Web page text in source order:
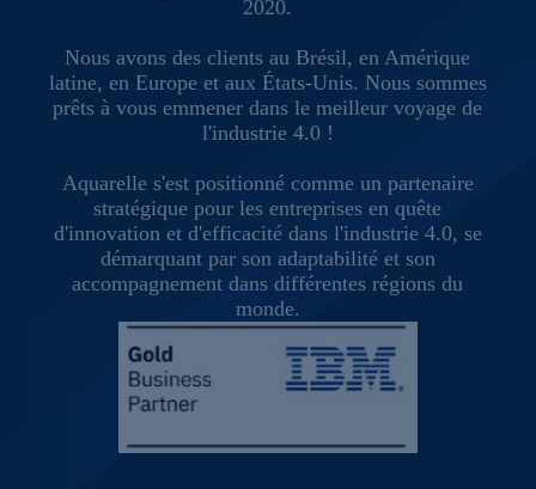
2020.
Nous avons des clients au Brésil, en Amérique
latine, en Europe et aux États-Unis. Nous sommes
prêts à vous emmener dans le meilleur voyage de
l'industrie 4.0 !
Aquarelle s'est positionné comme un partenaire
stratégique pour les entreprises en quête
d'innovation et d'efficacité dans l'industrie 4.0, se
démarquant par son adaptabilité et son
accompagnement dans différentes régions du
monde.